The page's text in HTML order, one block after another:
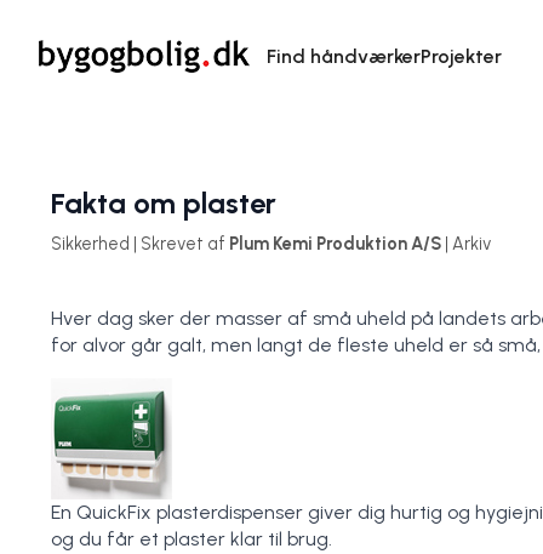
Find håndværkerProjekter
Fakta om plaster
Sikkerhed | Skrevet af Plum Kemi Produktion A/S | Arkiv
Hver dag sker der masser af små uheld på landets
for alvor går galt, men langt de fleste uheld er så
En QuickFix plasterdispenser giver dig hurtig og
og du får et plaster klar til brug.